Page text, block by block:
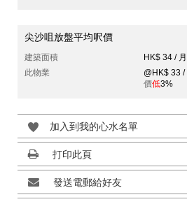
尖沙咀放盤平均呎價
建築面積
HK$ 34 /
此物業
@HK$ 33 /
價低3%
加入到我的心水名單
打印此頁
發送電郵給好友